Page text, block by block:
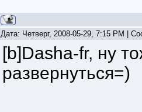
Дата: Четверг, 2008-05-29, 7:15 PM |
[b]Dasha-fr, ну
развернуться=)